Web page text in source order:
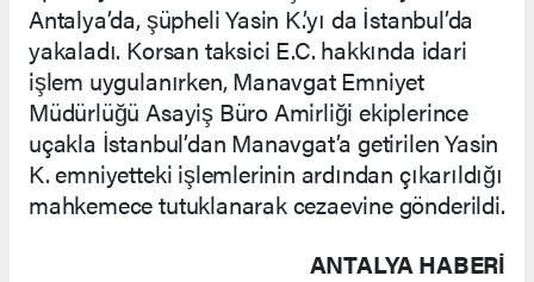
Antalya’da, şüpheli Yasin K.’yı da İstanbul’da
yakaladı. Korsan taksici E.C. hakkında idari
işlem uygulanırken, Manavgat Emniyet
Müdürlüğü Asayiş Büro Amirliği ekiplerince
uçakla İstanbul’dan Manavgat’a getirilen Yasin
K. emniyetteki işlemlerinin ardından çıkarıldığı
mahkemece tutuklanarak cezaevine gönderildi.
ANTALYA HABERİ